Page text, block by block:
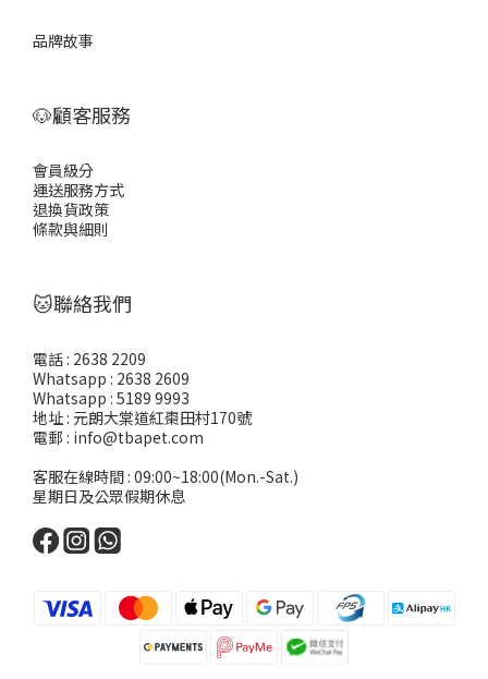
品牌故事
🐶顧客服務
會員級分
運送服務方式
退換貨政策
條款與細則
🐱聯絡我們
電話 : 2638 2209
Whatsapp : 2638 2609
Whatsapp : 5189 9993
地址 : 元朗大棠道紅棗田村170號
電郵 : info@tbapet.com
客服在線時間 : 09:00~18:00(Mon.-Sat.)
星期日及公眾假期休息